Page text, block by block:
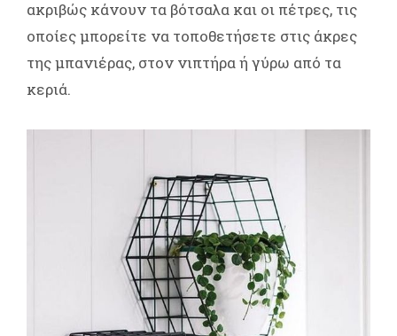
ακριβώς κάνουν τα βότσαλα και οι πέτρες, τις
οποίες μπορείτε να τοποθετήσετε στις άκρες
της μπανιέρας, στον νιπτήρα ή γύρω από τα
κεριά.